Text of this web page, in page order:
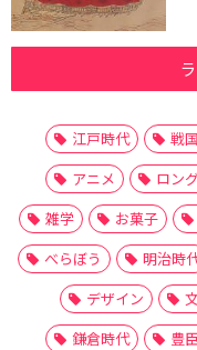
江戸時代 戦
アニメ
ロン
雑学
お菓子
べらぼう
明治時
デザイン
鎌倉時代
豊